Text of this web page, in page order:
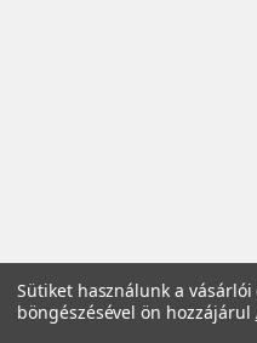
Sütiket használunk a
böngészésével ön hozzájárul